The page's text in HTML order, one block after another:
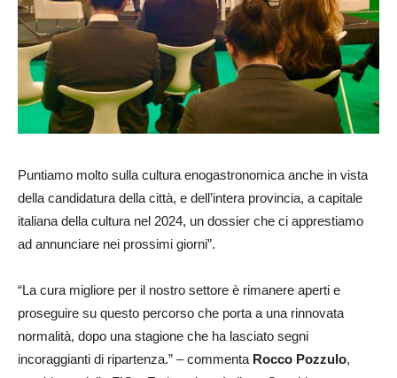
Puntiamo molto sulla cultura enogastronomica anche in vista
della candidatura della città, e dell’intera provincia, a capitale
italiana della cultura nel 2024, un dossier che ci apprestiamo
ad annunciare nei prossimi giorni”.
“La cura migliore per il nostro settore è rimanere aperti e
proseguire su questo percorso che porta a una rinnovata
normalità, dopo una stagione che ha lasciato segni
incoraggianti di ripartenza.” – commenta Rocco Pozzulo,